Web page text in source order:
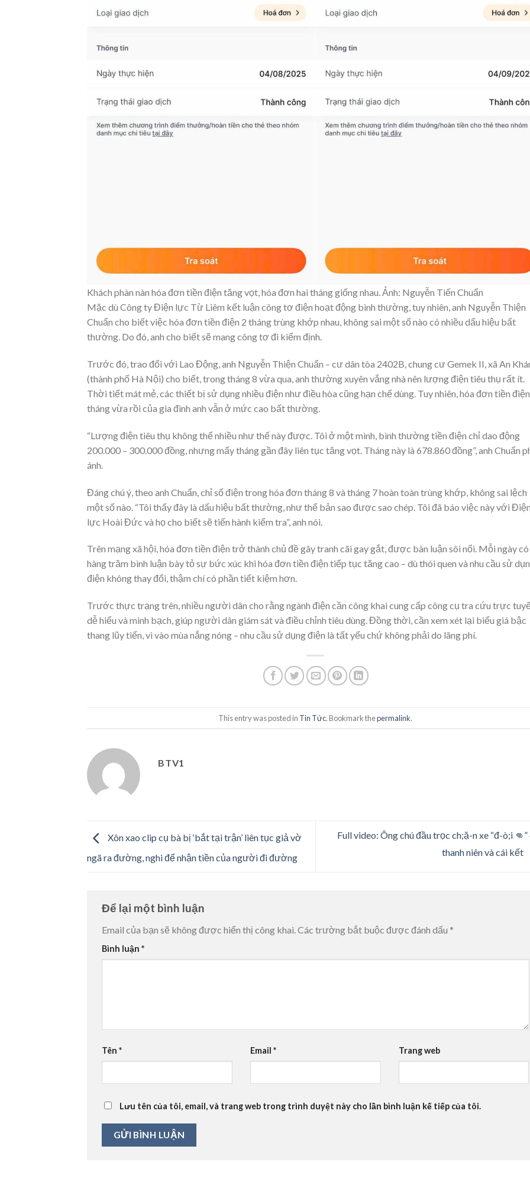
Khách phàn nàn hóa đơn tiền điện tăng vọt, hóa đơn hai tháng giống nhau. Ảnh: Nguyễn Tiến Chuẩn
Mặc dù Công ty Điện lực Từ Liêm kết luận công tơ điện hoạt động bình thường, tuy nhiên, anh Nguyễn Thiện
Chuẩn cho biết việc hóa đơn tiền điện 2 tháng trùng khớp nhau, không sai một số nào có nhiều dấu hiệu bất
thường. Do đó, anh cho biết sẽ mang công tơ đi kiểm định.
Trước đó, trao đổi với Lao Động, anh Nguyễn Thiện Chuẩn – cư dân tòa 2402B, chung cư Gemek II, xã An
(thành phố Hà Nội) cho biết, trong tháng 8 vừa qua, anh thường xuyên vắng nhà nên lượng điện tiêu thụ rất ít.
Thời tiết mát mẻ, các thiết bị sử dụng nhiều điện như điều hòa cũng hạn chế dùng. Tuy nhiên, hóa đơn tiền điện
tháng vừa rồi của gia đình anh vẫn ở mức cao bất thường.
“Lượng điện tiêu thụ không thể nhiều như thế này được. Tôi ở một mình, bình thường tiền điện chỉ dao động
200.000 – 300.000 đồng, nhưng mấy tháng gần đây liên tục tăng vọt. Tháng này là 678.860 đồng”, anh Chuẩn
ánh.
Đáng chú ý, theo anh Chuẩn, chỉ số điện trong hóa đơn tháng 8 và tháng 7 hoàn toàn trùng khớp, không sai lệch
một số nào. “Tôi thấy đây là dấu hiệu bất thường, như thể bản sao được sao chép. Tôi đã báo việc này với
lực Hoài Đức và họ cho biết sẽ tiến hành kiểm tra”, anh nói.
Trên mạng xã hội, hóa đơn tiền điện trở thành chủ đề gây tranh cãi gay gắt, được bàn luận sôi nổi. Mỗi ngày có
hàng trăm bình luận bày tỏ sự bức xúc khi hóa đơn tiền điện tiếp tục tăng cao – dù thói quen và nhu cầu sử
điện không thay đổi, thậm chí có phần tiết kiệm hơn.
Trước thực trạng trên, nhiều người dân cho rằng ngành điện cần công khai cung cấp công cụ tra cứu trực
dễ hiểu và minh bạch, giúp người dân giám sát và điều chỉnh tiêu dùng. Đồng thời, cần xem xét lại biểu giá bậc
thang lũy tiến, vì vào mùa nắng nóng – nhu cầu sử dụng điện là tất yếu chứ không phải do lãng phí.
This entry was posted in Tin Tức. Bookmark thepermalink.
BTV1
Xôn xao clip cụ bà bị ‘bắt tại trận’ liên tục giả vờ
ngã ra đường, nghi để nhận tiền của người đi đường
Full video: Ông chú đầu trọc ch;ặ-n xe “đ-ò;i 👊”
thanh niên và cái kết
Để lại một bình luận
Email của bạn sẽ không được hiển thị công khai.Các trường bắt buộc được đánh dấu *
Bình luận *
Tên * Email * Trang web
Lưu tên của tôi, email, và trang web trong trình duyệt này cho lần bình luận kế tiếp của tôi.